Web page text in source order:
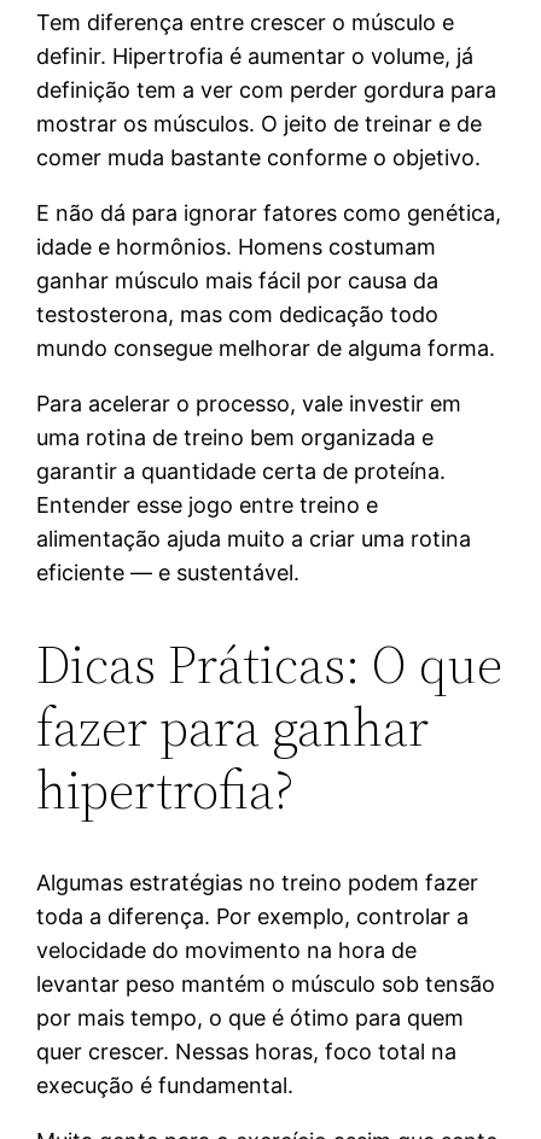
Tem diferença entre crescer o músculo e
definir. Hipertrofia é aumentar o volume, já
definição tem a ver com perder gordura para
mostrar os músculos. O jeito de treinar e de
comer muda bastante conforme o objetivo.
E não dá para ignorar fatores como genética,
idade e hormônios. Homens costumam
ganhar músculo mais fácil por causa da
testosterona, mas com dedicação todo
mundo consegue melhorar de alguma forma.
Para acelerar o processo, vale investir em
uma rotina de treino bem organizada e
garantir a quantidade certa de proteína.
Entender esse jogo entre treino e
alimentação ajuda muito a criar uma rotina
eficiente — e sustentável.
Dicas Práticas: O que
fazer para ganhar
hipertrofia?
Algumas estratégias no treino podem fazer
toda a diferença. Por exemplo, controlar a
velocidade do movimento na hora de
levantar peso mantém o músculo sob tensão
por mais tempo, o que é ótimo para quem
quer crescer. Nessas horas, foco total na
execução é fundamental.